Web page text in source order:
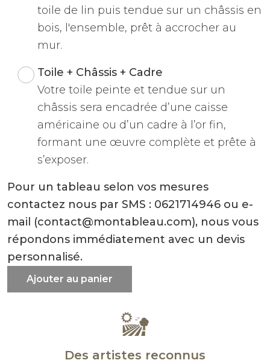
toile de lin puis tendue sur un châssis en
bois, l'ensemble, prêt à accrocher au
mur.
Toile + Châssis + Cadre
Votre toile peinte et tendue sur un
châssis sera encadrée d’une caisse
américaine ou d’un cadre à l’or fin,
formant une œuvre complète et prête à
s’exposer.
Pour un tableau selon vos mesures
contactez nous par SMS : 0621714946 ou e-
mail (contact@montableau.com), nous vous
répondons immédiatement avec un devis
personnalisé.
Ajouter au panier
Des artistes reconnus